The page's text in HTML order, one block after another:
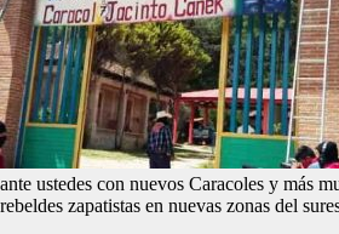
ante ustedes con nuevos Caracoles y más
rebeldes zapatistas en nuevas zonas del